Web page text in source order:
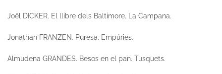
Joël DICKER. El llibre dels Baltimore. La Campana.
Jonathan FRANZEN. Puresa. Empúries.
Almudena GRANDES. Besos en el pan. Tusquets.